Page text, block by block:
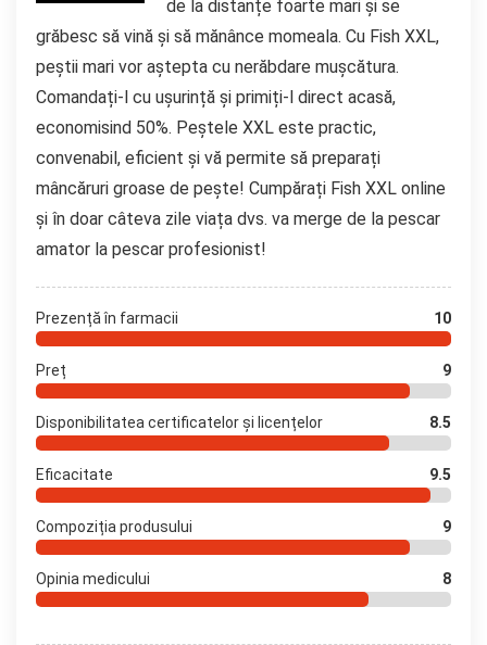
de la distanțe foarte mari și se
grăbesc să vină și să mănânce momeala. Cu Fish XXL,
peștii mari vor aștepta cu nerăbdare mușcătura.
Comandați-l cu ușurință și primiți-l direct acasă,
economisind 50%. Peștele XXL este practic,
convenabil, eficient și vă permite să preparați
mâncăruri groase de pește! Cumpărați Fish XXL online
și în doar câteva zile viața dvs. va merge de la pescar
amator la pescar profesionist!
Prezență în farmacii 10
Preț 9
Disponibilitatea certificatelor și licențelor 8.5
Eficacitate 9.5
Compoziția produsului 9
Opinia medicului 8